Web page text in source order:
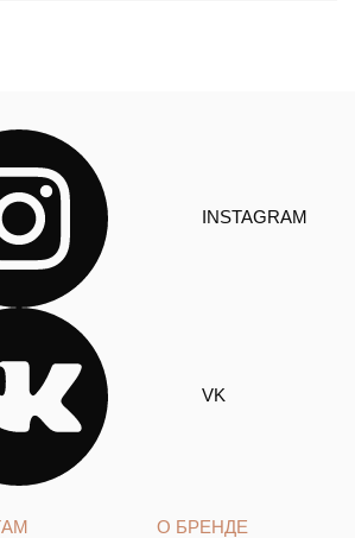
О БРЕНДЕ
INSTAGRAM
VK